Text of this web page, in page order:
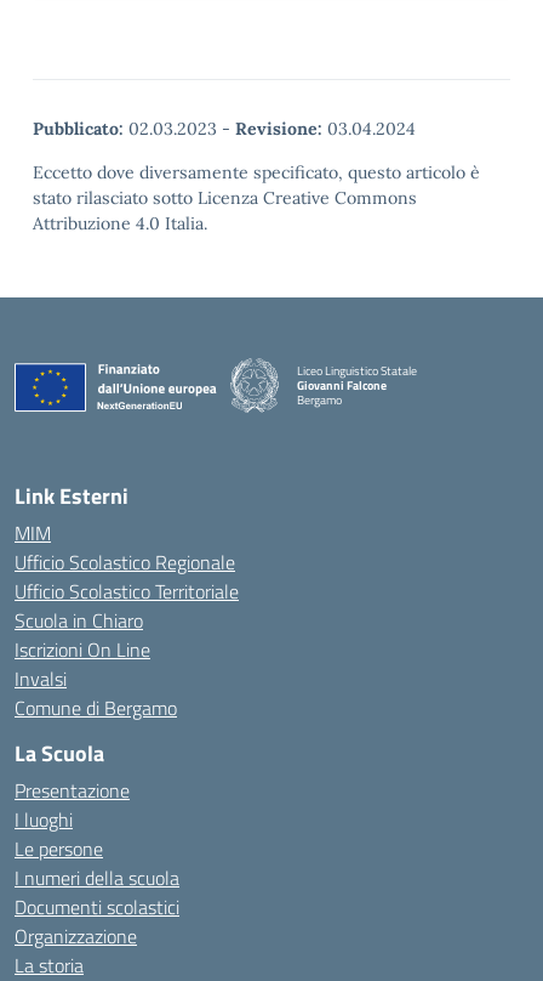
Pubblicato: 02.03.2023 - Revisione: 03.04.2024
Eccetto dove diversamente specificato, questo articolo è
stato rilasciato sotto Licenza Creative Commons
Attribuzione 4.0 Italia.
Liceo Linguistico Statale
Giovanni Falcone
Bergamo
— Visita la pagina iniziale della scuola
Link Esterni
MIM
Ufficio Scolastico Regionale
Ufficio Scolastico Territoriale
Scuola in Chiaro
Iscrizioni On Line
Invalsi
Comune di Bergamo
La Scuola
Presentazione
I luoghi
Le persone
I numeri della scuola
Documenti scolastici
Organizzazione
La storia